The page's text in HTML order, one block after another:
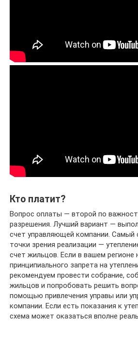
Кто платит?
Вопрос оплаты — второй по
разрешения. Лучший вариант —
счет управляющей компании. Самый
точки зрения реализации —
счет жильцов. Если в вашем регионе
принципиального запрета на
рекомендуем провести собрание,
жильцов и попробовать решить
помощью привлечения управы или
компании. Если есть показания к
схема может оказаться вполне